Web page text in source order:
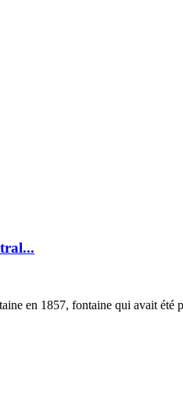
en 1857, fontaine qui avait été